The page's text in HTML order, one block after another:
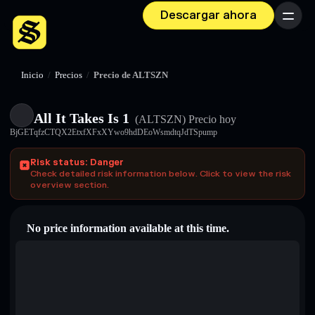
Descargar ahora Menú
Inicio / Precios / Precio de ALTSZN
All It Takes Is 1 (ALTSZN) Precio hoy
BjGETqfzCTQX2EtxfXFxXYwo9hdDEoWsmdtqJdTSpump
Risk status: Danger
Check detailed risk information below. Click to view the risk
overview section.
No price information available at this time.